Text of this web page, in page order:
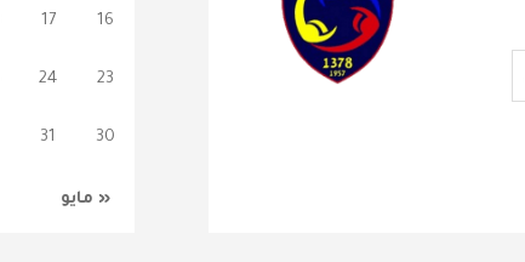
« مايو
16
17
23
24
30
31